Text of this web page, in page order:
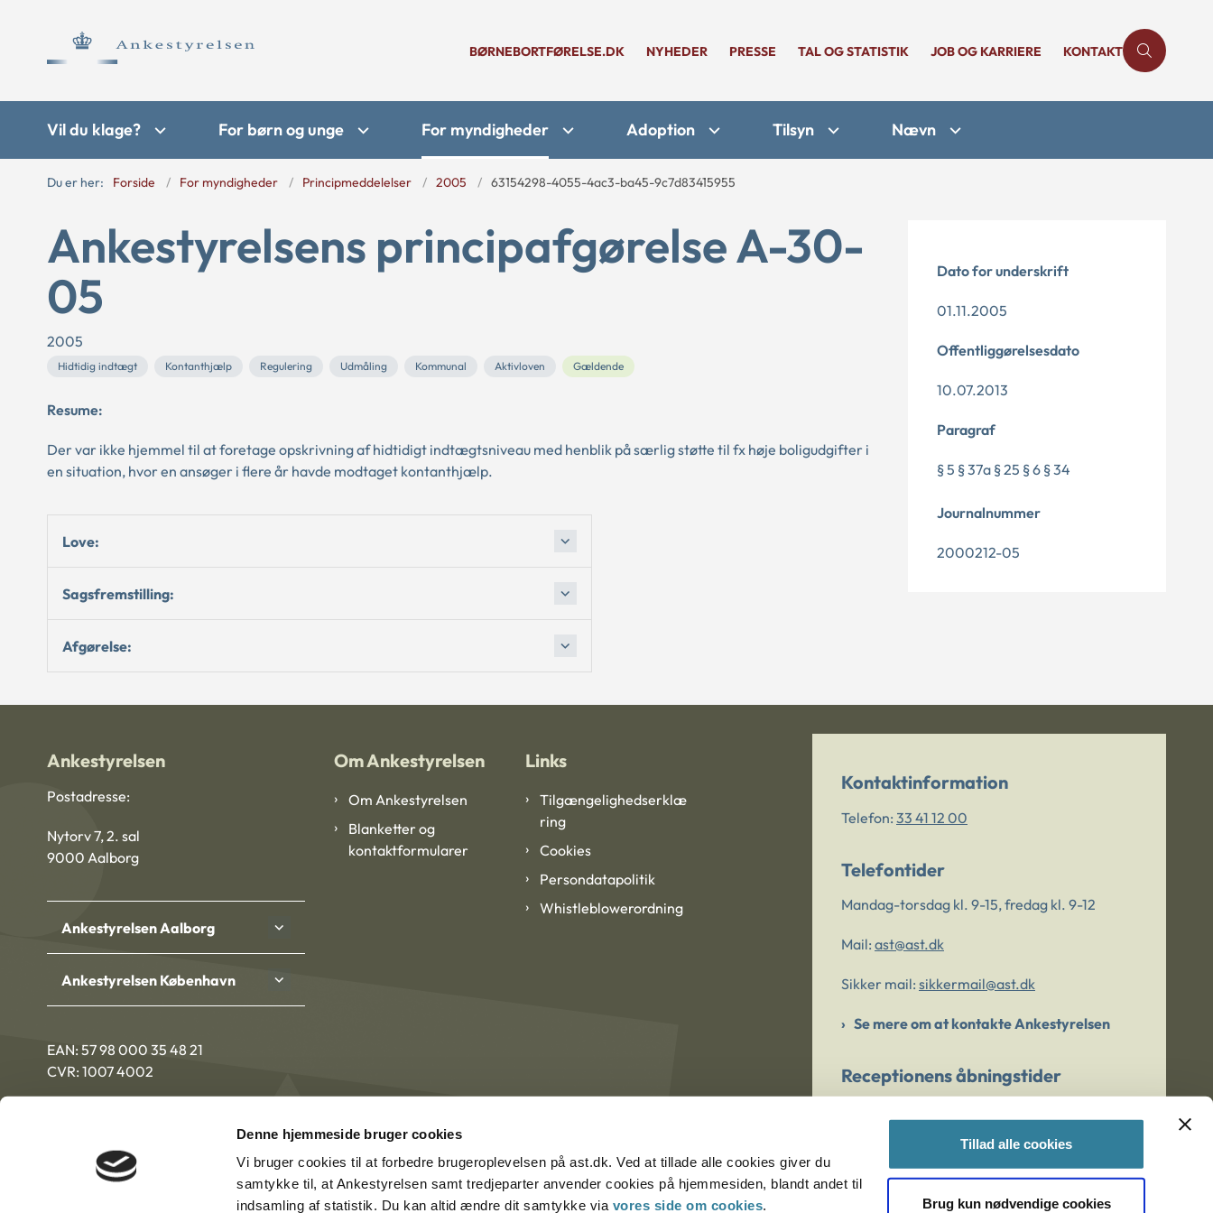
Denne hjemmeside bruger cookies
Vi bruger cookies til at forbedre brugeroplevelsen på ast.dk. Ved at tillade alle cookies giver du
samtykke til, at Ankestyrelsen samt tredjeparter anvender cookies på hjemmesiden, blandt andet til
indsamling af statistik. Du kan altid ændre dit samtykke via vores side om cookies.
Tillad alle cookies
Brug kun nødvendige cookies
BØRNEBORTFØRELSE.DK NYHEDER PRESSE TAL OG STATISTIK JOB OG KARRIERE KONTAKT
Vil du klage? For børn og unge For myndigheder Adoption Tilsyn Nævn
Du er her: Forside For myndigheder Principmeddelelser 2005 63154298-4055-4ac3-ba45-9c7d83415955
Ankestyrelsens principafgørelse A-30-
05
2005
Hidtidig indtægt Kontanthjælp Regulering Udmåling Kommunal Aktivloven Gældende
Resume:
Der var ikke hjemmel til at foretage opskrivning af hidtidigt indtægtsniveau med henblik på særlig støtte til fx høje boligudgifter i
en situation, hvor en ansøger i flere år havde modtaget kontanthjælp.
Love:
Sagsfremstilling:
Afgørelse:
Dato for underskrift
01.11.2005
Offentliggørelsesdato
10.07.2013
Paragraf
§ 5 § 37a § 25 § 6 § 34
Journalnummer
2000212-05
Ankestyrelsen
Postadresse:
Nytorv 7, 2. sal
9000 Aalborg
Ankestyrelsen Aalborg
Ankestyrelsen København
EAN: 57 98 000 35 48 21
CVR: 1007 4002
Om Ankestyrelsen
Om Ankestyrelsen
Blanketter og
kontaktformularer
Links
Tilgængelighedserklæ
ring
Cookies
Persondatapolitik
Whistleblowerordning
Kontaktinformation
Telefon: 33 41 12 00
Telefontider
Mandag-torsdag kl. 9-15, fredag kl. 9-12
Mail: ast@ast.dk
Sikker mail: sikkermail@ast.dk
Se mere om at kontakte Ankestyrelsen
Receptionens åbningstider
Er du bekymret for et barn/en ung?